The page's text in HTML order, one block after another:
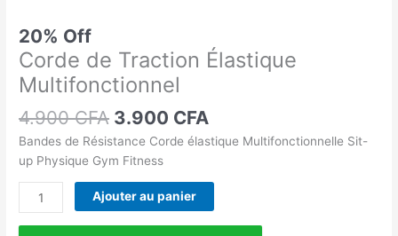
20% Off
Corde de Traction Élastique
Multifonctionnel
4.900CFA 3.900 CFA
Bandes de Résistance Corde élastique Multifonctionnelle Sit-
up Physique Gym Fitness
Ajouter au panier